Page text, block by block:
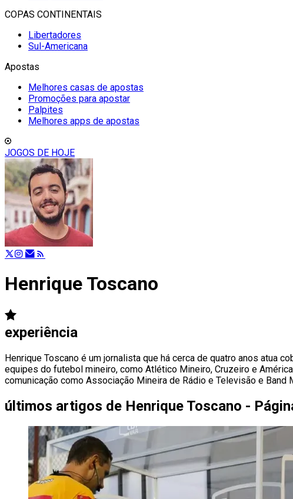
COPAS CONTINENTAIS
Libertadores
Sul-Americana
Apostas
Melhores casas de apostas
Promoções para apostar
Palpites
Melhores apps de apostas
JOGOS DE HOJE
Henrique Toscano
experiência
Henrique Toscano é um jornalista que há cerca de quatro anos atua
equipes do futebol mineiro, como Atlético Mineiro, Cruzeiro e
comunicação como Associação Mineira de Rádio e Televisão e Band
últimos artigos de Henrique Toscano -